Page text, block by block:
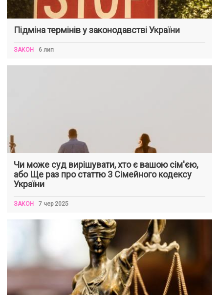
Підміна термінів у законодавстві України
ЗАКОН 6 лип
Чи може суд вирішувати, хто є вашою сім'єю,
або Ще раз про статтю 3 Сімейного кодексу
України
ЗАКОН 7 чер 2025